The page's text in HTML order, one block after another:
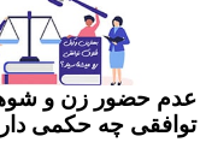
عدم حضور زن و
توافقی چه حکمی